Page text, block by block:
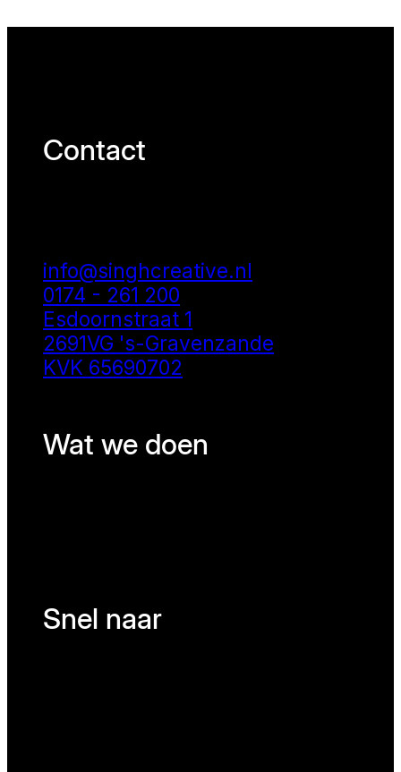
Contact
info@singhcreative.nl
0174 - 261 200
Esdoornstraat 1
2691VG 's-Gravenzande
KVK 65690702
Wat we doen
Snel naar